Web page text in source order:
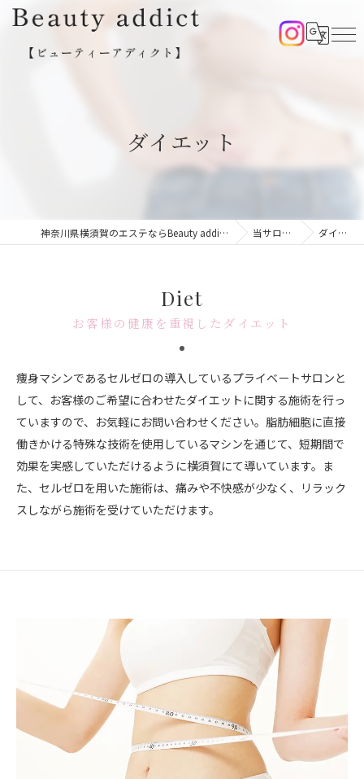
ダイエット
神奈川県横須賀のエステならBeauty addict【ビューティーアディクト】 当サロンの特徴 ダイエット
お客様の健康を重視したダイエット
Diet
痩身マシンであるセルゼロの導入しているプライベートサロンと
して、お客様のご希望に合わせたダイエットに関する施術を行っ
ていますので、お気軽にお問い合わせください。脂肪細胞に直接
働きかける特殊な技術を使用しているマシンを通じて、短期間で
効果を実感していただけるように横須賀にて導いています。ま
た、セルゼロを用いた施術は、痛みや不快感が少なく、リラック
スしながら施術を受けていただけます。